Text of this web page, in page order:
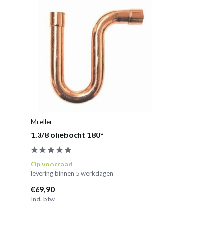
Mueller
1.3/8 oliebocht 180°
Op voorraad
levering binnen 5 werkdagen
€69,90
Incl. btw